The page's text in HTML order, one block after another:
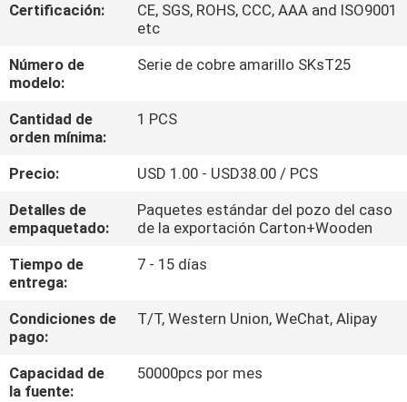
VIAJE
DE
LA
FÁBRICA
CONTROL
DE
CALIDAD
ÉNTRENOS
EN
CONTACTO
CON
Certificación:
CE, SGS, ROHS, CCC, AAA and ISO9001
etc
Número de
modelo:
Serie de cobre amarillo SKsT25
Cantidad de
orden mínima:
1 PCS
Precio:
USD 1.00 - USD38.00 / PCS
Detalles de
empaquetado:
Paquetes estándar del pozo del caso
de la exportación Carton+Wooden
Tiempo de
entrega:
7 - 15 días
Condiciones de
pago:
T/T, Western Union, WeChat, Alipay
Capacidad de
la fuente:
50000pcs por mes